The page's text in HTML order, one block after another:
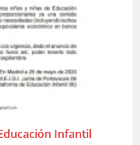
Infantil